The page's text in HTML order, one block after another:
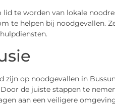
lid te worden van lokale
te helpen bij noodgevallen.
zijn op noodgevallen in
de juiste stappen te
aan een veiligere